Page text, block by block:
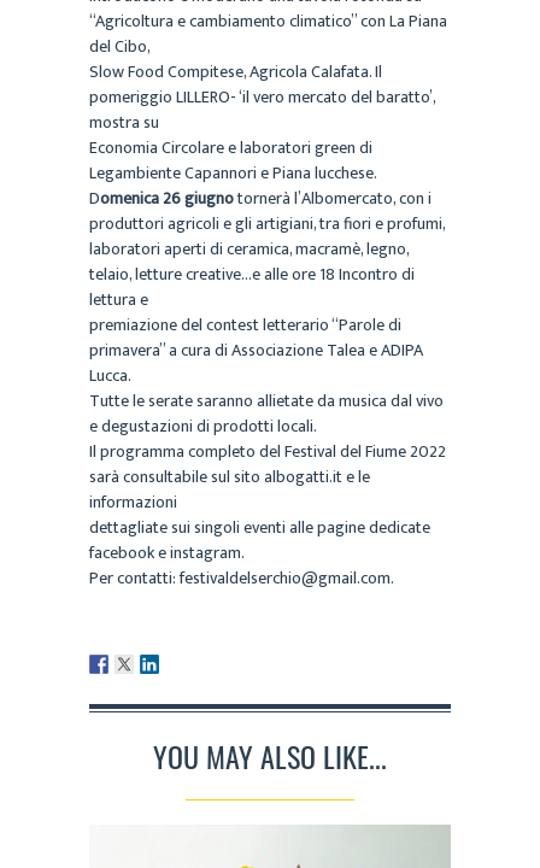
“Agricoltura e cambiamento climatico” con La Piana
del Cibo,
Slow Food Compitese, Agricola Calafata. Il
pomeriggio LILLERO- ‘il vero mercato del baratto’,
mostra su
Economia Circolare e laboratori green di
Legambiente Capannori e Piana lucchese.
Domenica 26 giugnotornerà l’Albomercato, con i
produttori agricoli e gli artigiani, tra fiori e profumi,
laboratori aperti di ceramica, macramè, legno,
telaio, letture creative…e alle ore 18 Incontro di
lettura e
premiazione del contest letterario “Parole di
primavera” a cura di Associazione Talea e ADIPA
Lucca.
Tutte le serate saranno allietate da musica dal vivo
e degustazioni di prodotti locali.
Il programma completo del Festival del Fiume 2022
sarà consultabile sul sito albogatti.it e le
informazioni
dettagliate sui singoli eventi alle pagine dedicate
facebook e instagram.
Per contatti: festivaldelserchio@gmail.com.
YOU MAY ALSO LIKE...